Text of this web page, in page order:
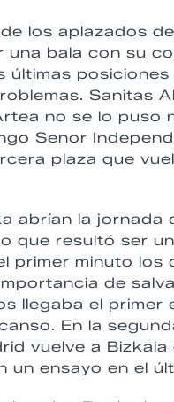
los aplazados
una bala con su
últimas
Sanitas
no se lo puso
Senor
plaza que
abrían la
que resultó ser
minuto los
de
llegaba el primer
En la
vuelve a
ensayo en el